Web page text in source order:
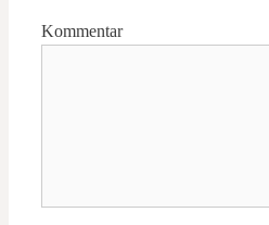
Kommentar